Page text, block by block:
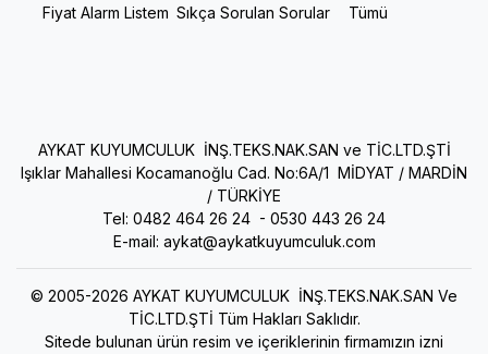
Fiyat Alarm Listem Sıkça Sorulan Sorular
Tümü
AYKAT KUYUMCULUK İNŞ.TEKS.NAK.SAN ve TİC.LTD.ŞTİ
Işıklar Mahallesi Kocamanoğlu Cad. No:6A/1 MİDYAT / MARDİN
/ TÜRKİYE
Tel: 0482 464 26 24 - 0530 443 26 24
E-mail: aykat@aykatkuyumculuk.com
© 2005-2026 AYKAT KUYUMCULUK İNŞ.TEKS.NAK.SAN Ve
TİC.LTD.ŞTİ Tüm Hakları Saklıdır.
Sitede bulunan ürün resim ve içeriklerinin firmamızın izni